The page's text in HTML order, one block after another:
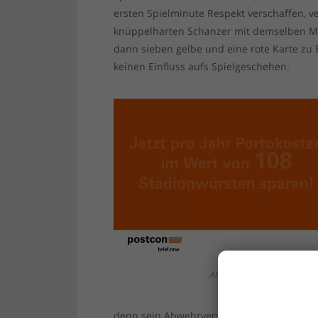
ersten Spielminute Respekt verschaffen,
knüppelharten Schanzer mit demselben
dann sieben gelbe und eine rote Karte zu
keinen Einfluss aufs Spielgeschehen.
ANZEIGE